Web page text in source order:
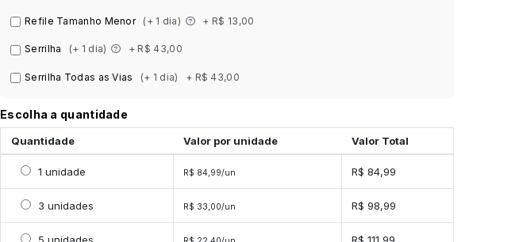
Refile Tamanho Menor (+ 1 dia) + R$ 13,00
Serrilha (+ 1 dia) + R$ 43,00
Serrilha Todas as Vias (+ 1 dia) + R$ 43,00
Escolha a quantidade
Quantidade Valor por unidade Valor Total
Selecionar 1 unidade
1 unidade R$ 84,99/un R$ 84,99
Selecionar 3 unidades
3 unidades R$ 33,00/un R$ 98,99
Selecionar 5 unidades
5 unidades R$ 111,99